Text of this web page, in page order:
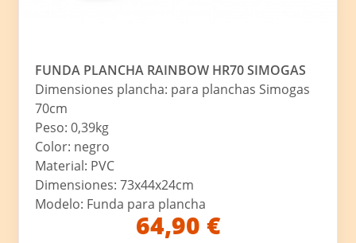
FUNDA PLANCHA RAINBOW HR70 SIMOGAS
Dimensiones plancha: para planchas Simogas
70cm
Peso: 0,39kg
Color: negro
Material: PVC
Dimensiones: 73x44x24cm
Modelo: Funda para plancha
64,90 €